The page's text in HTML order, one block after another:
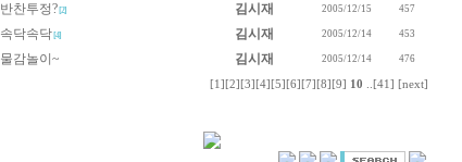
반찬투정? [2] 김시재 2005/12/15 457
속닥속닥 [4] 김시재 2005/12/14 453
물감놀이~ 김시재 2005/12/14 476
[1] [2] [3] [4] [5] [6] [7] [8] [9] 10 [41] [next]